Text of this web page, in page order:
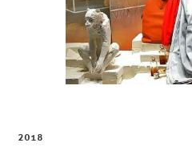
2018